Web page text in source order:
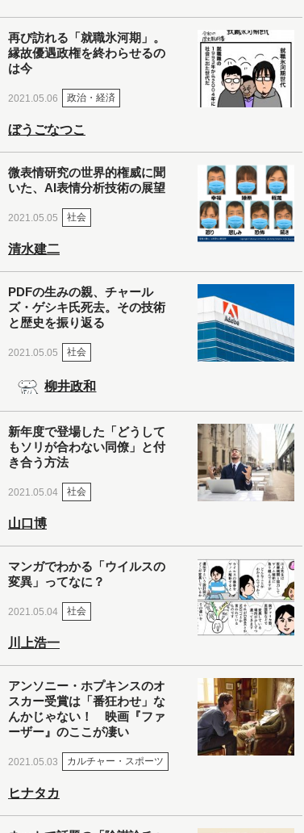
再び訪れる「就職氷河期」。
縁故優遇政権を終わらせるの
は今
2021.05.06 政治・経済
ぼうごなつこ
微表情研究の世界的権威に聞
いた、AI表情分析技術の展望
2021.05.05 社会
清水建二
PDFの生みの親、チャール
ズ・ゲシキ氏死去。その技術
と歴史を振り返る
2021.05.05 社会
柳井政和
新年度で登場した「どうして
もソリが合わない同僚」と付
き合う方法
2021.05.04 社会
山口博
マンガでわかる「ウイルスの
変異」ってなに？
2021.05.04 社会
川上浩一
アンソニー・ホプキンスのオ
スカー受賞は「番狂わせ」な
んかじゃない！ 映画『ファ
ーザー』のここが凄い
2021.05.03 カルチャー・スポーツ
ヒナタカ